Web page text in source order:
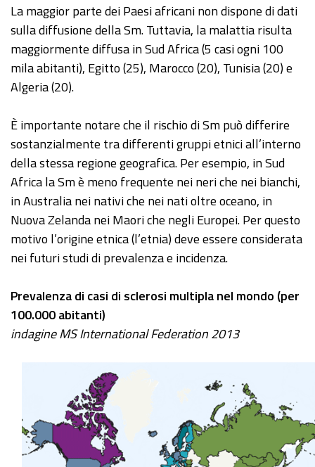
La maggior parte dei Paesi africani non dispone di dati
sulla diffusione della Sm. Tuttavia, la malattia risulta
maggiormente diffusa in Sud Africa (5 casi ogni 100
mila abitanti), Egitto (25), Marocco (20), Tunisia (20) e
Algeria (20).
È importante notare che il rischio di Sm può differire
sostanzialmente tra differenti gruppi etnici all’interno
della stessa regione geografica. Per esempio, in Sud
Africa la Sm è meno frequente nei neri che nei bianchi,
in Australia nei nativi che nei nati oltre oceano, in
Nuova Zelanda nei Maori che negli Europei. Per questo
motivo l’origine etnica (l’etnia) deve essere considerata
nei futuri studi di prevalenza e incidenza.
Prevalenza di casi di sclerosi multipla nel mondo (per
100.000 abitanti)
indagine MS International Federation 2013